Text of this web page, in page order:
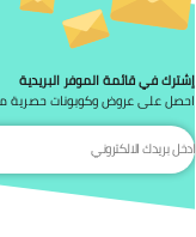
إشترك في قائمة الموفر البريدية
احصل على عروض وكوبونات حصرية